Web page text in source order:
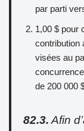
par parti
1,00 $ pour
contribution
visées au
de 200 000
82.3. Afin